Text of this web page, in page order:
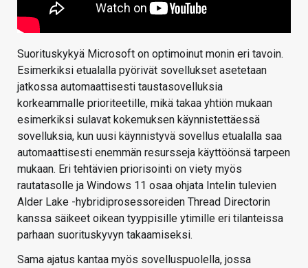
Suorituskykyä Microsoft on optimoinut monin eri tavoin.
Esimerkiksi etualalla pyörivät sovellukset asetetaan
jatkossa automaattisesti taustasovelluksia
korkeammalle prioriteetille, mikä takaa yhtiön mukaan
esimerkiksi sulavat kokemuksen käynnistettäessä
sovelluksia, kun uusi käynnistyvä sovellus etualalla saa
automaattisesti enemmän resursseja käyttöönsä tarpeen
mukaan. Eri tehtävien priorisointi on viety myös
rautatasolle ja Windows 11 osaa ohjata Intelin tulevien
Alder Lake -hybridiprosessoreiden Thread Directorin
kanssa säikeet oikean tyyppisille ytimille eri tilanteissa
parhaan suorituskyvyn takaamiseksi.
Sama ajatus kantaa myös sovelluspuolella, jossa